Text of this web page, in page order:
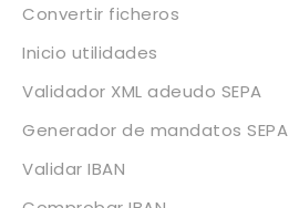
Convertir ficheros
Inicio utilidades
Validador XML adeudo SEPA
Generador de mandatos SEPA
Validar IBAN